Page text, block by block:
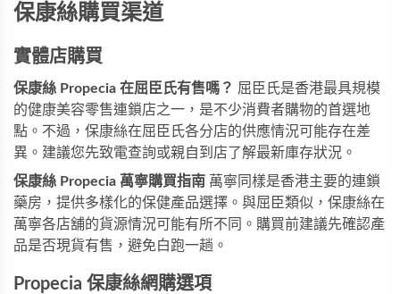
保康絲購買渠道
實體店購買
保康絲 Propecia 在屈臣氏有售嗎？ 屈臣氏是香港最具規模
的健康美容零售連鎖店之一，是不少消費者購物的首選地
點。不過，保康絲在屈臣氏各分店的供應情況可能存在差
異。建議您先致電查詢或親自到店了解最新庫存狀況。
保康絲 Propecia 萬寧購買指南 萬寧同樣是香港主要的連鎖
藥房，提供多樣化的保健產品選擇。與屈臣類似，保康絲在
萬寧各店舖的貨源情況可能有所不同。購買前建議先確認產
品是否現貨有售，避免白跑一趟。
Propecia 保康絲網購選項